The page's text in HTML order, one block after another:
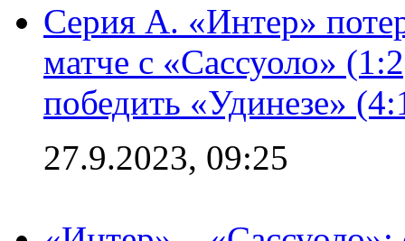
Серия А. «Интер»
матче с «Сассуоло»
победить «Удинезе»
27.9.2023, 09:25